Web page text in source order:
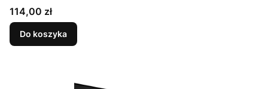
Cena
114,00 zł
Do koszyka